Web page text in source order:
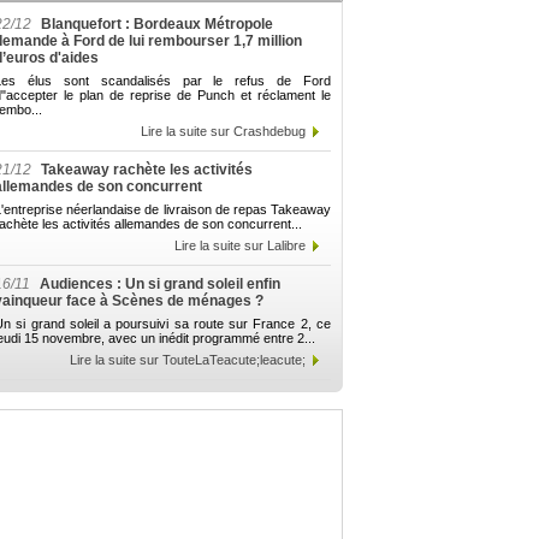
12
Blanquefort : Bordeaux Métropole
à Ford de lui rembourser 1,7 million
d'aides
élus sont scandalisés par le refus de Ford
le plan de reprise de Punch et réclament le
Lire la suite sur Crashdebug
12 Takeaway rachète les activités
de son concurrent
néerlandaise de livraison de repas Takeaway
les activités allemandes de son concurrent...
Lire la suite sur Lalibre
11
Audiences : Un si grand soleil enfin
face à Scènes de ménages ?
si grand soleil a poursuivi sa route sur France 2, ce
15 novembre, avec un inédit programmé entre 2...
Lire la suite sur TouteLaTeacute;leacute;